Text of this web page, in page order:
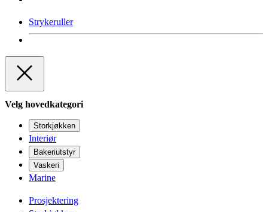
Strykeruller
Velg hovedkategori
Storkjøkken
Interiør
Bakeriutstyr
Vaskeri
Marine
Prosjektering